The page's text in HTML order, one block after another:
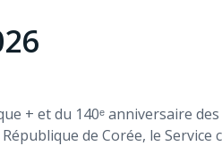
+ et du 140ᵉ anniversaire
de Corée, le Service